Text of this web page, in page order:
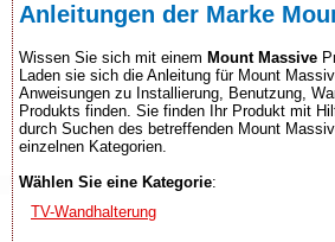
Anleitungen der Marke
Wissen Sie sich mit einem Mount Massive
Laden sie sich die Anleitung für Mount
Anweisungen zu Installierung, Benutzung,
Produkts finden. Sie finden Ihr Produkt mit
durch Suchen des betreffenden Mount
einzelnen Kategorien.
Wählen Sie eine Kategorie:
TV-Wandhalterung